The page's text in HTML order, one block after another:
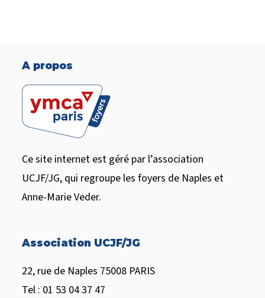
A propos
Ce site internet est géré par l’association
UCJF/JG, qui regroupe les foyers de Naples et
Anne-Marie Veder.
Association UCJF/JG
22, rue de Naples 75008 PARIS
Tel : 01 53 04 37 47